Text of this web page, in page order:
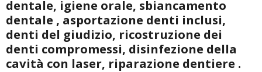
dentale, igiene orale, sbiancamento
dentale , asportazione denti inclusi,
denti del giudizio, ricostruzione dei
denti compromessi, disinfezione della
cavità con laser, riparazione dentiere .